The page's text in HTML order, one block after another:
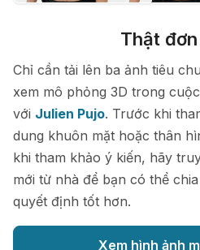
Thật
Chỉ cần tải lên ba ảnh tiêu
xem mô phỏng 3D trong
với Julien Pujo. Trước khi
dung khuôn mặt hoặc thân
khi tham khảo ý kiến, hãy
mới từ nhà để bạn có thể
quyết định tốt hơn.
Xem hình ảnh